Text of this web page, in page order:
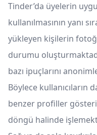
Tinder’da üyelerin
kullanılmasının yanı
yükleyen kişilerin
durumu
bazı ipuçlarını
Böylece
benzer profiller
döngü halinde